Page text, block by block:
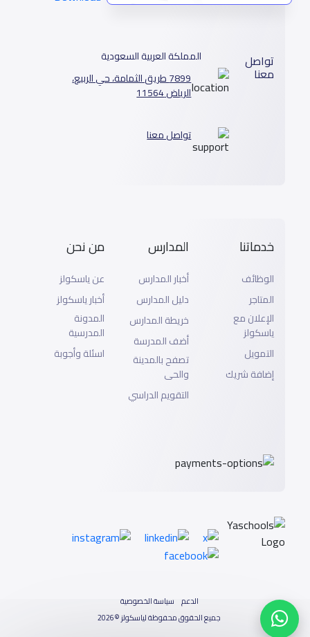
تواصل
معنا
المملكة العربية السعودية
7899 طريق الثمامة، حي الربيع، الرياض
11564
تواصل معنا
خدماتنا
الوظائف
المتاجر
الإعلان مع
ياسكولز
التمويل
إضافة شريك
المدارس
أخبار المدارس
دليل المدارس
خريطة المدارس
أضف المدرسة
تصفح بالمدينة
والحى
التقويم الدراسي
من نحن
عن ياسكولز
أخبار ياسكولز
المدونة
المدرسية
اسئلة وأجوبة
جميع الحقوق محفوظة لياسكولز ©2026
الدعم سياسة الخصوصية